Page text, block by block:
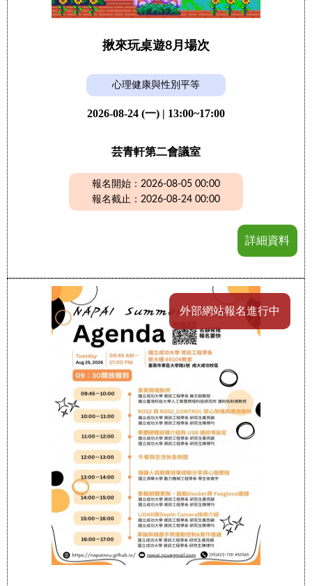
揪來玩桌遊8月場次
心理健康與性別平等
2026-08-24 (一) | 13:00~17:00
芸青軒第二會議室
報名開始：2026-08-05 00:00
報名截止：2026-08-24 00:00
詳細資料
外部網站報名進行中